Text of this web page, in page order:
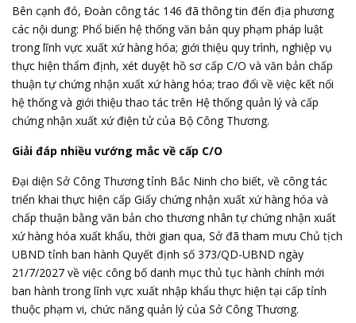
Bên cạnh đó, Đoàn công tác 146 đã thông tin đến địa phương
các nội dung: Phổ biến hệ thống văn bản quy phạm pháp luật
trong lĩnh vực xuất xứ hàng hóa; giới thiệu quy trình, nghiệp vụ
thực hiện thẩm định, xét duyệt hồ sơ cấp C/O và văn bản chấp
thuận tự chứng nhận xuất xứ hàng hóa; trao đổi về việc kết nối
hệ thống và giới thiệu thao tác trên Hệ thống quản lý và cấp
chứng nhận xuất xứ điện tử của Bộ Công Thương.
Giải đáp nhiều vướng mắc về cấp C/O
Đại diện Sở Công Thương tỉnh Bắc Ninh cho biết, về công tác
triển khai thực hiện cấp Giấy chứng nhận xuất xứ hàng hóa và
chấp thuận bằng văn bản cho thương nhân tự chứng nhận xuất
xứ hàng hóa xuất khẩu, thời gian qua, Sở đã tham mưu Chủ tịch
UBND tỉnh ban hành Quyết định số 373/QD-UBND ngày
21/7/2027 về việc công bố danh mục thủ tục hành chính mới
ban hành trong lǐnh vực xuất nhập khẩu thực hiện tại cấp tỉnh
thuộc phạm vi, chức năng quản lý của Sở Công Thương.